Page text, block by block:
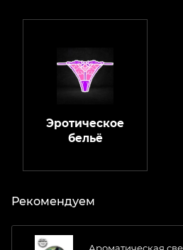
Эротическое
бельё
Рекомендуем